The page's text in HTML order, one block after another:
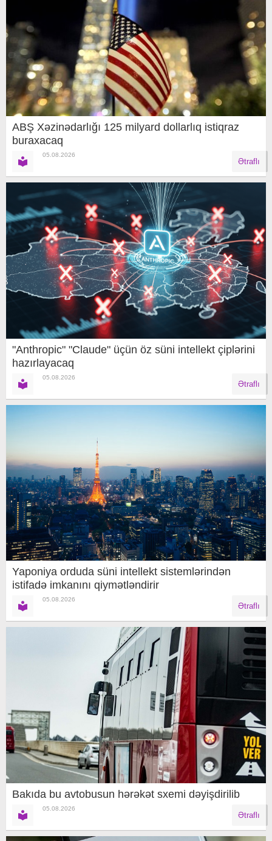
ABŞ Xəzinədarlığı 125 milyard dollarlıq istiqraz
buraxacaq
05.08.2026
Ətraflı
"Anthropic" "Claude" üçün öz süni intellekt çiplərini
hazırlayacaq
05.08.2026
Ətraflı
Yaponiya orduda süni intellekt sistemlərindən
istifadə imkanını qiymətləndirir
05.08.2026
Ətraflı
Bakıda bu avtobusun hərəkət sxemi dəyişdirilib
05.08.2026
Ətraflı